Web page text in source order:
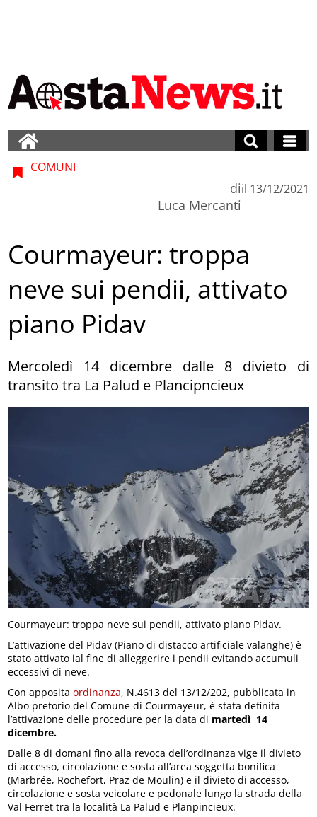
COMUNI
di
Luca Mercanti
il 13/12/2021
Courmayeur: troppa
neve sui pendii, attivato
piano Pidav
Mercoledì 14 dicembre dalle 8 divieto di
transito tra La Palud e Plancipncieux
Courmayeur: troppa neve sui pendii, attivato piano Pidav.
L’attivazione del Pidav (Piano di distacco artificiale valanghe) è
stato attivato ial fine di alleggerire i pendii evitando accumuli
eccessivi di neve.
Con appositaordinanza, N.4613 del 13/12/202, pubblicata in
Albo pretorio del Comune di Courmayeur, è stata definita
l’attivazione delle procedure per la data di martedì 14
dicembre.
Dalle 8 di domani fino alla revoca dell’ordinanza vige il divieto
di accesso, circolazione e sosta all’area soggetta bonifica
(Marbrée, Rochefort, Praz de Moulin) e il divieto di accesso,
circolazione e sosta veicolare e pedonale lungo la strada della
Val Ferret tra la località La Palud e Planpincieux.